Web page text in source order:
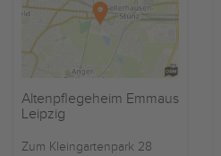
Altenpflegeheim Emmaus
Leipzig
Zum Kleingartenpark 28